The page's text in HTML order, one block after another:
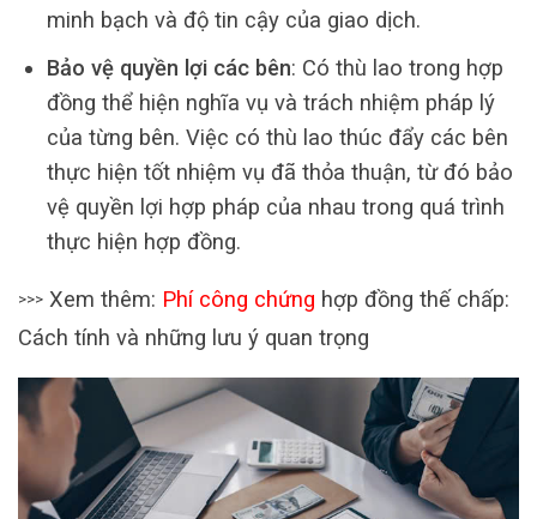
minh bạch và độ tin cậy của giao dịch.
Bảo vệ quyền lợi các bên: Có thù lao trong hợp
đồng thể hiện nghĩa vụ và trách nhiệm pháp lý
của từng bên. Việc có thù lao thúc đẩy các bên
thực hiện tốt nhiệm vụ đã thỏa thuận, từ đó bảo
vệ quyền lợi hợp pháp của nhau trong quá trình
thực hiện hợp đồng.
>>> Xem thêm: Phí công chứng hợp đồng thế chấp:
Cách tính và những lưu ý quan trọng